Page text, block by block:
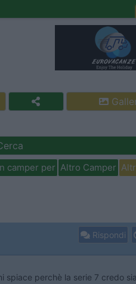
camper per Altro Camper
Rispondi
spiace perchè la serie 7 credo